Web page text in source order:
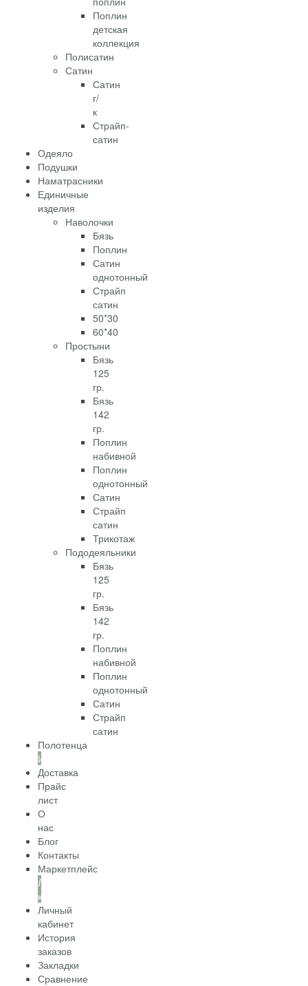
Поплин
детская
коллекция
Полисатин
Сатин
Сатин
г/
к
Страйп-
сатин
Одеяло
Подушки
Наматрасники
Единичные
изделия
Наволочки
Бязь
Поплин
Сатин
однотонный
Страйп
сатин
50*30
60*40
Простыни
Бязь
125
гр.
Бязь
142
гр.
Поплин
набивной
Поплин
однотонный
Сатин
Страйп
сатин
Трикотаж
Пододеяльники
Бязь
125
гр.
Бязь
142
гр.
Поплин
набивной
Поплин
однотонный
Сатин
Страйп
сатин
Полотенца
Информация
Доставка
Прайс
лист
О
нас
Блог
Контакты
Маркетплейс
Личный
кабинет
Личный
кабинет
История
заказов
Закладки
Сравнение